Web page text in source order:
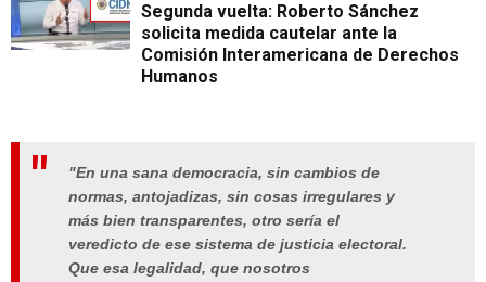
Segunda vuelta: Roberto Sánchez
solicita medida cautelar ante la
Comisión Interamericana de Derechos
Humanos
"En una sana democracia, sin cambios de
normas, antojadizas, sin cosas irregulares y
más bien transparentes, otro sería el
veredicto de ese sistema de justicia electoral.
Que esa legalidad, que nosotros